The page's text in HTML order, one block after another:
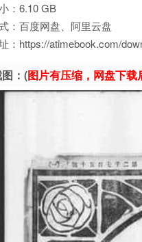
：6.10 GB
：百度网盘、阿里云盘
：https://atimebook.com/
：(图片有压缩，网盘下载